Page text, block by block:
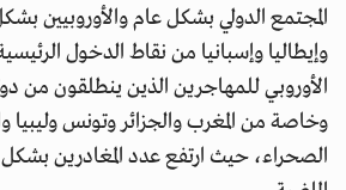
المجتمع الدولي بشكل عام والأوروبيين
وإيطاليا وإسبانيا من نقاط الدخول
الأوروبي للمهاجرين الذين ينطلقون من
وخاصة من المغرب والجزائر وتونس
الصحراء، حيث ارتفع عدد المغادرين بشكل